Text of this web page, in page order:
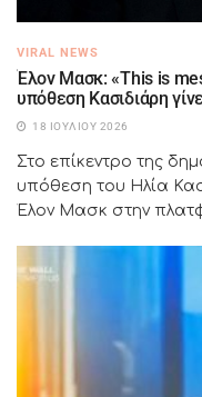
VIRAL NEWS
Έλον Μασκ: «This is
υπόθεση Κασιδιάρη
18 ΙΟΥΛΊΟΥ 2026
Στο επίκεντρο της
υπόθεση του Ηλία
Έλον Μασκ στην